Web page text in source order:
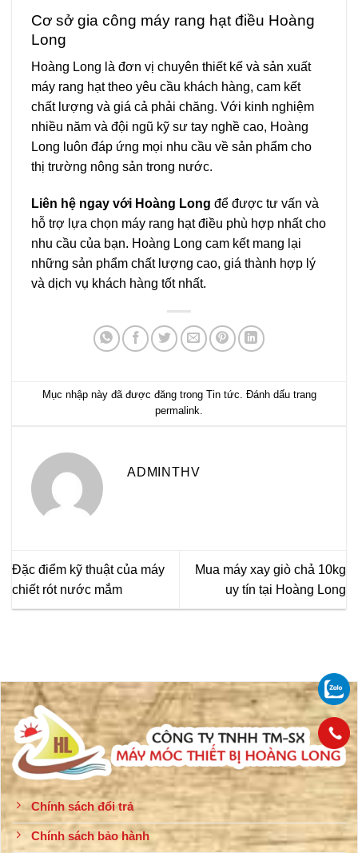
Cơ sở gia công máy rang hạt điều Hoàng
Long
Hoàng Long là đơn vị chuyên thiết kế và sản xuất
máy rang hạttheo yêu cầu khách hàng, cam kết
chất lượng và giá cả phải chăng. Với kinh nghiệm
nhiều năm và đội ngũ kỹ sư tay nghề cao, Hoàng
Long luôn đáp ứng mọi nhu cầu về sản phẩm cho
thị trường nông sản trong nước.
Liên hệ ngay với Hoàng Long để được tư vấn và
hỗ trợ lựa chọn máy rang hạt điều phù hợp nhất cho
nhu cầu của bạn. Hoàng Long cam kết mang lại
những sản phẩm chất lượng cao, giá thành hợp lý
và dịch vụ khách hàng tốt nhất.
Mục nhập này đã được đăng trong Tin tức. Đánh dấu trang
permalink.
ADMINTHV
Đặc điểm kỹ thuật của máy
chiết rót nước mắm
Mua máy xay giò chả 10kg
uy tín tại Hoàng Long
Chính sách đổi trả
Chính sách bảo hành